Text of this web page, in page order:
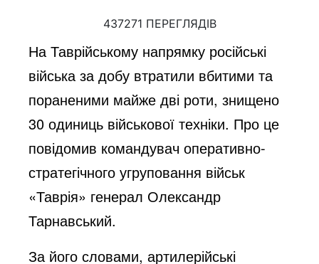
437271 ПЕРЕГЛЯДІВ
На Таврійському напрямку російські
війська за добу втратили вбитими та
пораненими майже дві роти, знищено
30 одиниць військової техніки. Про це
повідомив командувач оперативно-
стратегічного угруповання військ
«Таврія» генерал Олександр
Тарнавський.
За його словами, артилерійські